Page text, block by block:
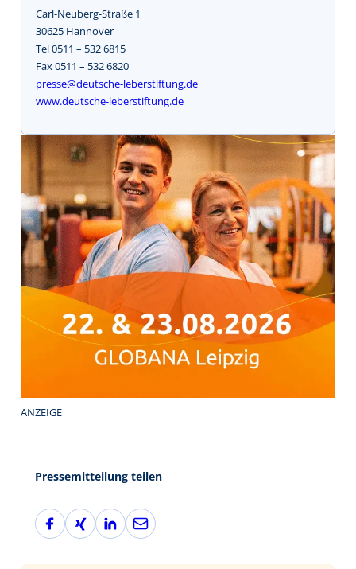
Carl-Neuberg-Straße 1
30625 Hannover
Tel 0511 – 532 6815
Fax 0511 – 532 6820
presse@deutsche-leberstiftung.de
www.deutsche-leberstiftung.de
ANZEIGE
Pressemitteilung teilen
F
a
X
i
L
i
E
-